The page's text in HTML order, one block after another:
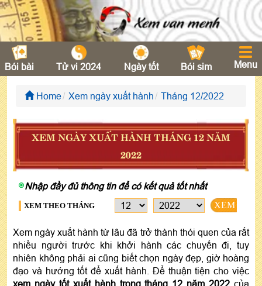
Bói bài Tử vi 2024 Ngày tốt Bói sim Menu
Home Xem ngày xuất hành Tháng 12/2022
XEM NGÀY XUẤT HÀNH THÁNG 12 NĂM
2022
Nhập đầy đủ thông tin để có kết quả tốt nhất
XEM THEO THÁNG XEM
Xem ngày xuất hành từ lâu đã trở thành thói quen của rất
nhiều người trước khi khởi hành các chuyến đi, tuy
nhiên không phải ai cũng biết chọn ngày đẹp, giờ hoàng
đạo và hướng tốt để xuất hành. Để thuận tiện cho việc
xem ngày tốt xuất hành trong tháng 12 năm 2022 của